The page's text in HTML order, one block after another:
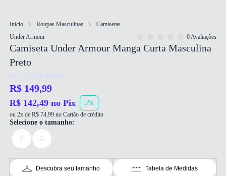
Início Roupas Masculinas
Camisetas
Under Armour
0 Avaliações
Camiseta Under Armour Manga Curta Masculina
Preto
Ref: 192006314288
R$ 149,99
R$ 142,49 no Pix 5%
ou 2x de R$ 74,99 no Cartão de crédito
Selecione o tamanho:
P G
Descubra seu tamanho Tabela de Medidas